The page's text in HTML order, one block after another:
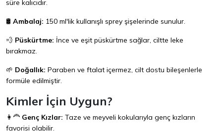
süre kalıcıdır.
🛢️ Ambalaj: 150 ml'lik kullanışlı sprey şişelerinde sunulur.
💨 Püskürtme: İnce ve eşit püskürtme sağlar, ciltte leke
bırakmaz.
🌱 Doğallık: Paraben ve ftalat içermez, cilt dostu bileşenlerle
formüle edilmiştir.
Kimler İçin Uygun?
👩‍🦰 Genç Kızlar: Taze ve meyveli kokularıyla genç kızların
favorisi olabilir.